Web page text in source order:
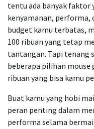
tentu ada banyak faktor
kenyamanan, performa,
budget kamu terbatas,
100 ribuan yang tetap
tantangan. Tapi tenang
beberapa pilihan mouse
ribuan yang bisa kamu
Buat kamu yang hobi
peran penting dalam
performa selama